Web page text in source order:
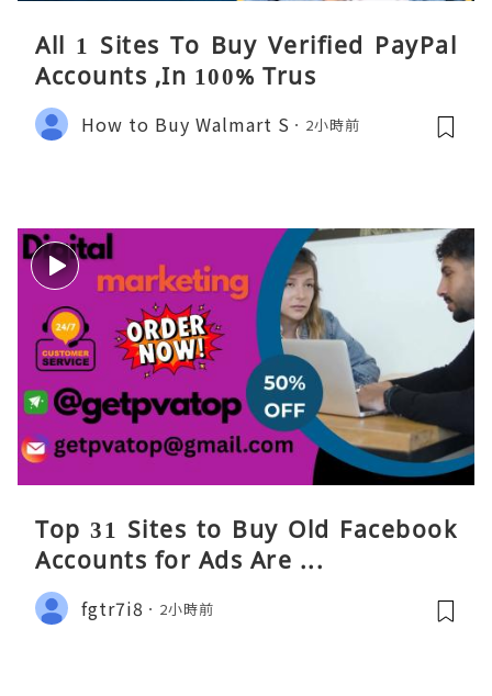
All 1 Sites To Buy Verified PayPal
Accounts ,In 100% Trus
How to Buy Walmart S 2小時前
Top 31 Sites to Buy Old Facebook
Accounts​ for Ads Are ...
fgtr7i8 2小時前